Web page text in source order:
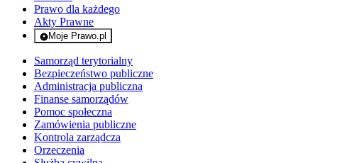
Prawo dla każdego
Akty Prawne
Moje Prawo.pl
- rejestracja i logowanie do serwisu
Samorząd terytorialny
Bezpieczeństwo publiczne
Administracja publiczna
Finanse samorządów
Pomoc społeczna
Zamówienia publiczne
Kontrola zarządcza
Orzeczenia